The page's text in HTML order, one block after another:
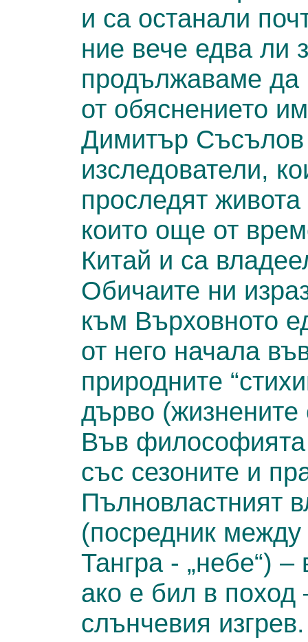
и са останали
ние вече едва ли
продължаваме да
от обяснението
Димитър Съсълов
изследователи,
проследят
които още от
Китай и са
Обичаите ни
към Върховното
от него начала
природните
дърво
Във философията
със сезоните и
Пълновластният
(посредник
Тангра - „небе“)
ако е бил в
слънчевия